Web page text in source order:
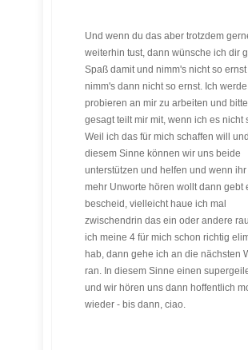
Und wenn du das aber trotzdem
weiterhin tust, dann wünsche ich dir
Spaß damit und nimm's nicht so
nimm's dann nicht so ernst. Ich werde
probieren an mir zu arbeiten und
gesagt teilt mir mit, wenn ich es nicht
Weil ich das für mich schaffen will
diesem Sinne können wir uns beide
unterstützen und helfen und wenn ihr
mehr Unworte hören wollt dann gebt
bescheid, vielleicht haue ich mal
zwischendrin das ein oder andere
ich meine 4 für mich schon richtig
hab, dann gehe ich an die nächsten
ran. In diesem Sinne einen
und wir hören uns dann hoffentlich
wieder - bis dann, ciao.